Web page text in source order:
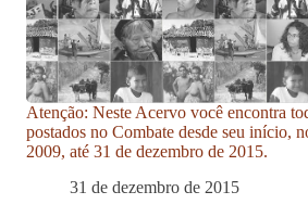
Atenção: Neste Acervo você encontra
postados no Combate desde seu início,
2009, até 31 de dezembro de 2015.
31 de dezembro de 2015